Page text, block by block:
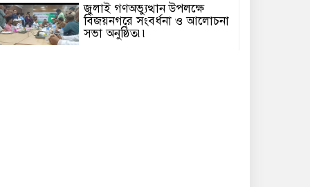
জুলাই গণঅভ্যুত্থান উপলক্ষে
বিজয়নগরে সংবর্ধনা ও আলোচনা
সভা অনুষ্ঠিত৷৷